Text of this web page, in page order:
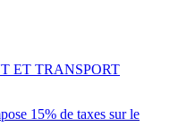
15% de taxes sur le
ET TRANSPORT